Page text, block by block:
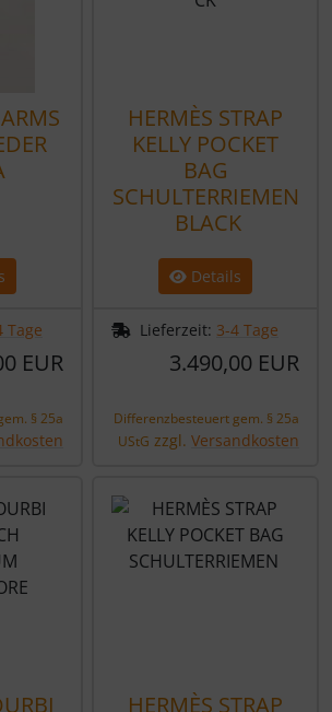
Tage
EUR
§ 25a
HERMÈS STRAP
KELLY POCKET
BAG
SCHULTERRIEMEN
BLACK
Details
Lieferzeit: 3-4 Tage
3.490,00 EUR
Differenzbesteuert gem. § 25a
UStG zzgl. Versandkosten
HERMÈS STRAP